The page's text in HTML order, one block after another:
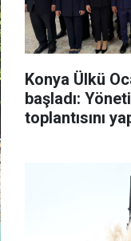
Konya Ülkü
başladı:
toplantısını